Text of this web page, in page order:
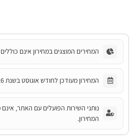
המחירים המוצגים במחירון אינם
המחירון מעודכן לחודש אוגוסט בשנת 2026.
נותני השירות הפועלים עם האתר, אינם
המחירון.